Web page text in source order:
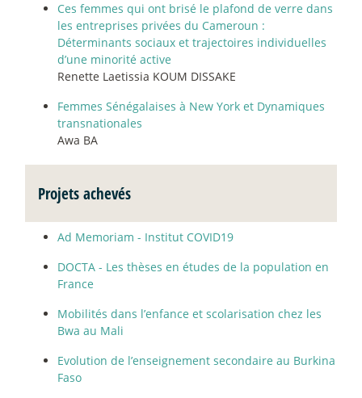
Ces femmes qui ont brisé le plafond de verre dans
les entreprises privées du Cameroun :
Déterminants sociaux et trajectoires individuelles
d’une minorité active
Renette Laetissia KOUM DISSAKE
Femmes Sénégalaises à New York et Dynamiques
transnationales
Awa BA
Projets achevés
Ad Memoriam - Institut COVID19
DOCTA - Les thèses en études de la population en
France
Mobilités dans l’enfance et scolarisation chez les
Bwa au Mali
Evolution de l’enseignement secondaire au Burkina
Faso